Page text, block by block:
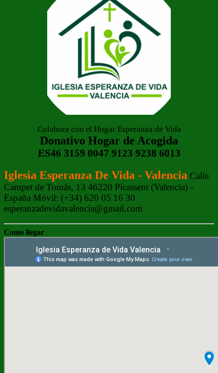
Colabora con el Hogar Esperanza de Vida
Donativo Hogar de Acogida
ES46 3159 0047 9123 9238 6013
Iglesia Esperanza De Vida - Valencia Calle
Campet de Tomás, 13 46220 Picassent (Valencia) -
España Móvil: (+34) 620 05 16 30
esperanzadevidavalencia@gmail.com
Como llegar